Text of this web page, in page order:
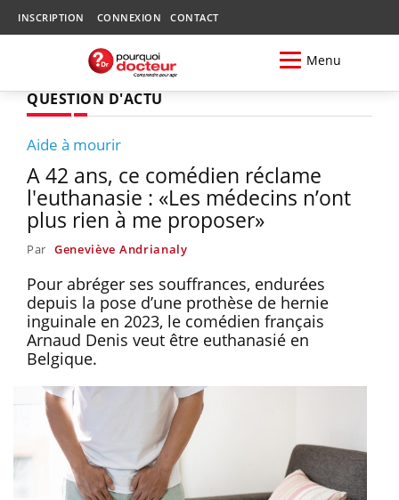
INSCRIPTION CONNEXION CONTACT
Menu
QUESTION D'ACTU
Aide à mourir
A 42 ans, ce comédien réclame
l'euthanasie : «Les médecins n’ont
plus rien à me proposer»
Par Geneviève Andrianaly
Pour abréger ses souffrances, endurées
depuis la pose d’une prothèse de hernie
inguinale en 2023, le comédien français
Arnaud Denis veut être euthanasié en
Belgique.